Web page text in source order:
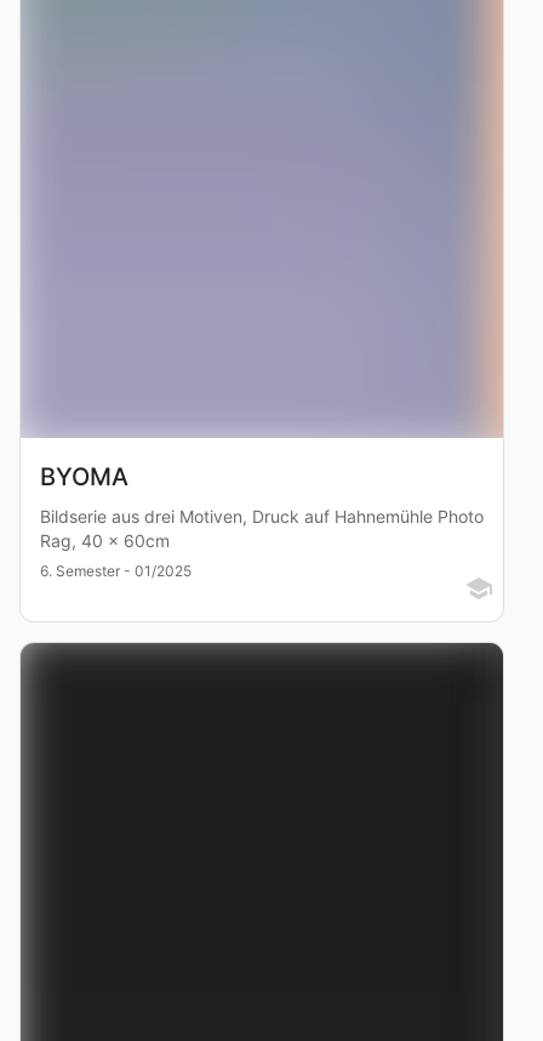
BYOMA
Bildserie aus drei Motiven, Druck auf Hahnemühle Photo
Rag, 40 x 60cm
6. Semester - 01/2025